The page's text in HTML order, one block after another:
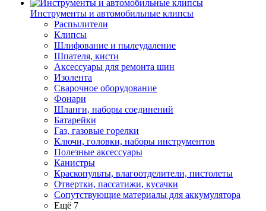
Инструменты и автомобильные клипсы
Распылители
Клипсы
Шлифование и пылеудаление
Шпателя, кисти
Аксессуары для ремонта шин
Изолента
Сварочное оборудование
Фонари
Шланги, наборы соединений
Батарейки
Газ, газовые горелки
Ключи, головки, наборы инструментов
Полезные аксессуары
Канистры
Краскопульты, влагоотделители, пистолеты
Отвертки, пассатижи, кусачки
Сопутствующие материалы для аккумулятора
Ещё 7